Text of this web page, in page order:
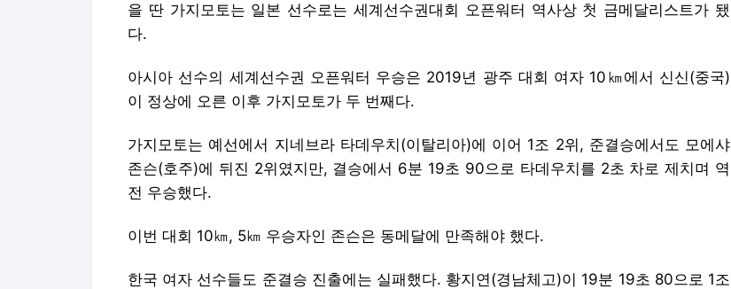
을 딴 가지모토는 일본 선수로는 세계선수권대회 오픈워터 역사상 첫 금메달리스트가 됐
다.
아시아 선수의 세계선수권 오픈워터 우승은 2019년 광주 대회 여자 10㎞에서 신신(중국)
이 정상에 오른 이후 가지모토가 두 번째다.
가지모토는 예선에서 지네브라 타데우치(이탈리아)에 이어 1조 2위, 준결승에서도 모에샤
존슨(호주)에 뒤진 2위였지만, 결승에서 6분 19초 90으로 타데우치를 2초 차로 제치며 역
전 우승했다.
이번 대회 10㎞, 5㎞ 우승자인 존슨은 동메달에 만족해야 했다.
한국 여자 선수들도 준결승 진출에는 실패했다. 황지연(경남체고)이 19분 19초 80으로 1조